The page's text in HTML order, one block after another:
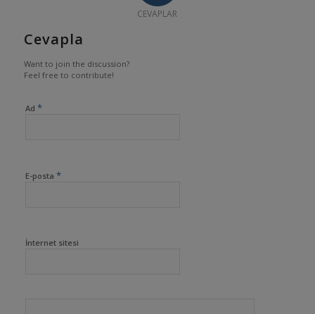
CEVAPLAR
Cevapla
Want to join the discussion?
Feel free to contribute!
Ad *
E-posta *
İnternet sitesi